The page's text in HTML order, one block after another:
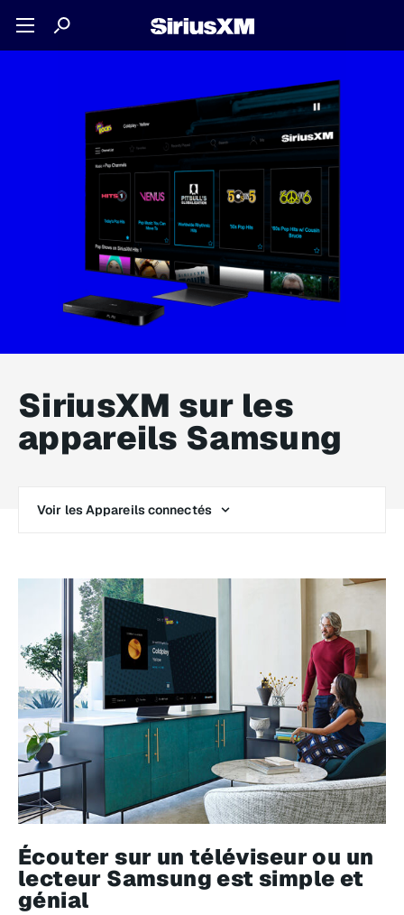
SiriusXM sur les
appareils Samsung
Voir les Appareils connectés
Écouter sur un téléviseur ou un
lecteur Samsung est simple et
génial